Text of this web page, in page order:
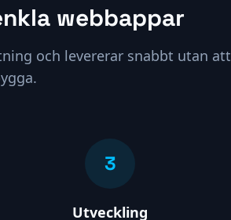
webbappar
och levererar snabbt utan att
3
Utveckling